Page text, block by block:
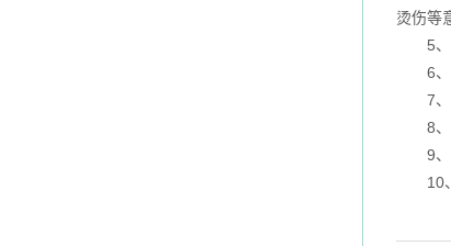
烫伤等
5、热
6、电
7、如
8、定
9、如
10、